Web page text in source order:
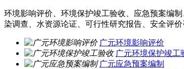
环境影响评价、环境保护竣工验收、应急预案编
染调查、水资源论证、可行性研究报告、安全评
广元环境影响评价
广元环境保护竣工
广元应急预案编制